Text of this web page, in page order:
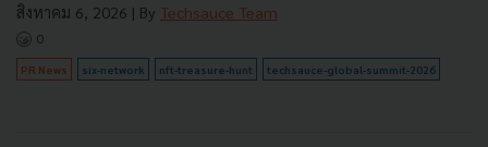
สิงหาคม 6, 2026 | By Techsauce Team
0
PR News six-network nft-treasure-hunt techsauce-global-summit-2026